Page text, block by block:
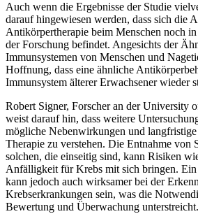
Auch wenn die Ergebnisse der Studie
darauf hingewiesen werden, dass sich die
Antikörpertherapie beim Menschen noch
der Forschung befindet. Angesichts der
Immunsystemen von Menschen und
Hoffnung, dass eine ähnliche
Immunsystem älterer Erwachsener wieder
Robert Signer, Forscher an der University
weist darauf hin, dass weitere
mögliche Nebenwirkungen und
Therapie zu verstehen. Die Entnahme von
solchen, die einseitig sind, kann Risiken
Anfälligkeit für Krebs mit sich bringen. Ein
kann jedoch auch wirksamer bei der
Krebserkrankungen sein, was die
Bewertung und Überwachung unterstreicht.